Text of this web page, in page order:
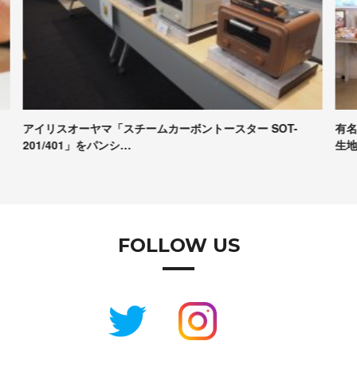
有名パンシェルジュたちが本音で評価！Pascoの冷凍パン
生地試食＆座談会レポート
【
コ
FOLLOW US